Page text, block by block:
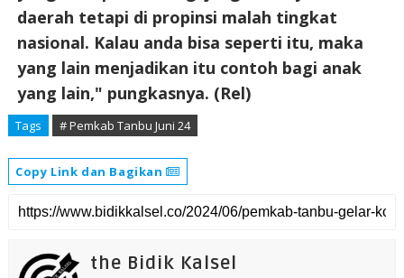
daerah tetapi di propinsi malah tingkat
nasional. Kalau anda bisa seperti itu, maka
yang lain menjadikan itu contoh bagi anak
yang lain," pungkasnya. (Rel)
Tags # Pemkab Tanbu Juni 24
Copy Link dan Bagikan
the Bidik Kalsel